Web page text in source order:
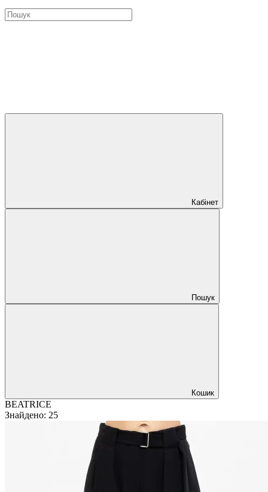
Кабінет
Пошук
Кошик
BEATRICE
Знайдено: 25